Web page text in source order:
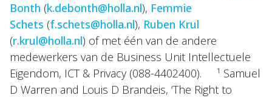
Bonth (k.debonth@holla.nl), Femmie
Schets (f.schets@holla.nl), Ruben Krul
(r.krul@holla.nl) of met één van de andere
medewerkers van de Business Unit Intellectuele
Eigendom, ICT & Privacy (088-4402400). ¹ Samuel
D Warren and Louis D Brandeis, ‘The Right to